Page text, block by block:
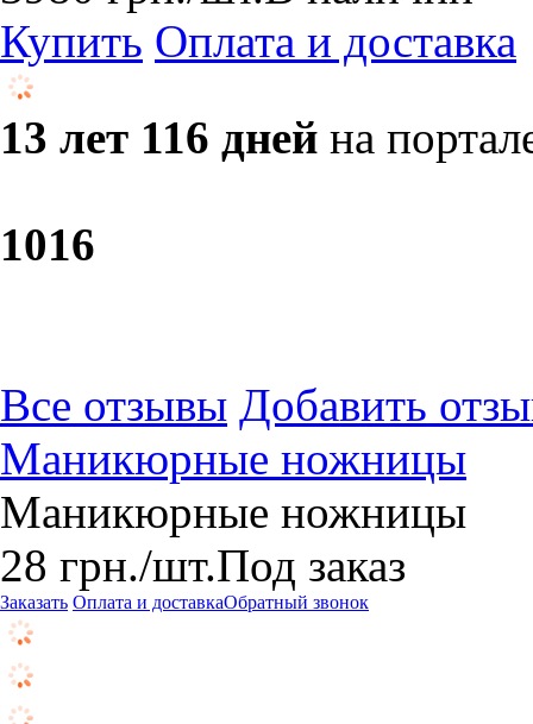
Купить Оплата и доставка
13 лет 116 дней на
1016
Все отзывы Добавить
Маникюрные ножницы
Маникюрные ножницы
28 грн./шт.Под заказ
Заказать Оплата и доставкаОбратный звонок